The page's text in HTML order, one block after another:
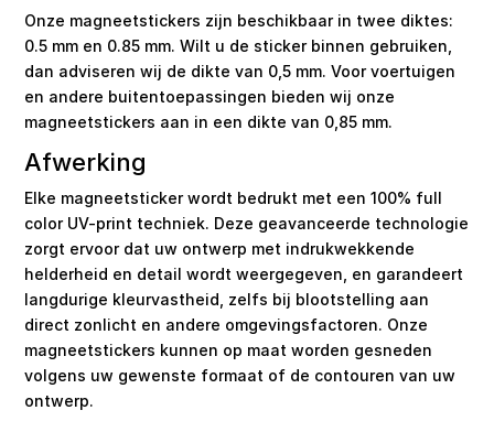
Onze magneetstickers zijn beschikbaar in twee diktes:
0.5 mm en 0.85 mm. Wilt u de sticker binnen gebruiken,
dan adviseren wij de dikte van 0,5 mm. Voor voertuigen
en andere buitentoepassingen bieden wij onze
magneetstickers aan in een dikte van 0,85 mm.
Afwerking
Elke magneetsticker wordt bedrukt met een 100% full
color UV-print techniek. Deze geavanceerde technologie
zorgt ervoor dat uw ontwerp met indrukwekkende
helderheid en detail wordt weergegeven, en garandeert
langdurige kleurvastheid, zelfs bij blootstelling aan
direct zonlicht en andere omgevingsfactoren. Onze
magneetstickers kunnen op maat worden gesneden
volgens uw gewenste formaat of de contouren van uw
ontwerp.